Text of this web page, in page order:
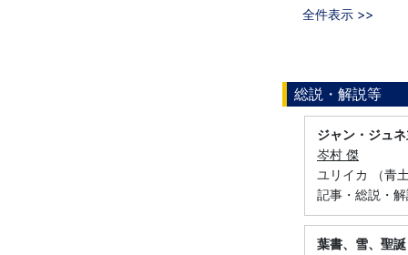
全件表示 >>
総説・解説等
ジャン・ジュ
岑村 傑
ユリイカ （
記事・総説・
葉書、雪、聖誕